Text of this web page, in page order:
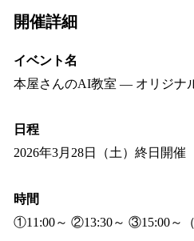
開催詳細
イベント名
本屋さんのAI教室 ― オリジナ
日程
2026年3月28日（土）終日開催
時間
①11:00～ ②13:30～ ③15:00～（